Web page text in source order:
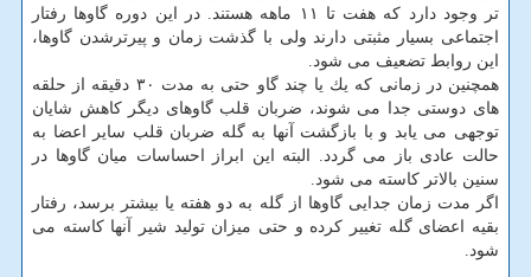
تر وجود دارد كه هفت تا ۱۱ ماهه هستند. در این دوره گاوها رفتار
اجتماعی بسیار مثبتی دارند ولی با گذشت زمان و پیرترشدن گاوها،
این روابط تضعیف می شود.
همچنین در زمانی كه یك یا چند گاو حتی به مدت ۳۰ دقیقه از حلقه
های دوستی جدا می شوند، ضربان قلب گاوهای دیگر كاهش شایان
توجهی می یابد و با بازگشت آنها به گله ضربان قلب سایر اعضا به
حالت عادی باز می گردد. البته این ابراز احساسات میان گاوها در
سنین بالاتر كاسته می شود.
اگر مدت زمان جدایی گاوها از گله به دو هفته یا بیشتر برسد، رفتار
بقیه اعضای گله تغییر كرده و حتی میزان تولید شیر آنها كاسته می
شود.